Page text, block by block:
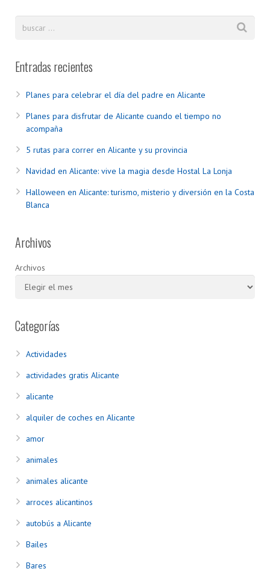
Entradas recientes
Planes para celebrar el día del padre en Alicante
Planes para disfrutar de Alicante cuando el tiempo no
acompaña
5 rutas para correr en Alicante y su provincia
Navidad en Alicante: vive la magia desde Hostal La Lonja
Halloween en Alicante: turismo, misterio y diversión en la Costa
Blanca
Archivos
Archivos
Categorías
Actividades
actividades gratis Alicante
alicante
alquiler de coches en Alicante
amor
animales
animales alicante
arroces alicantinos
autobús a Alicante
Bailes
Bares